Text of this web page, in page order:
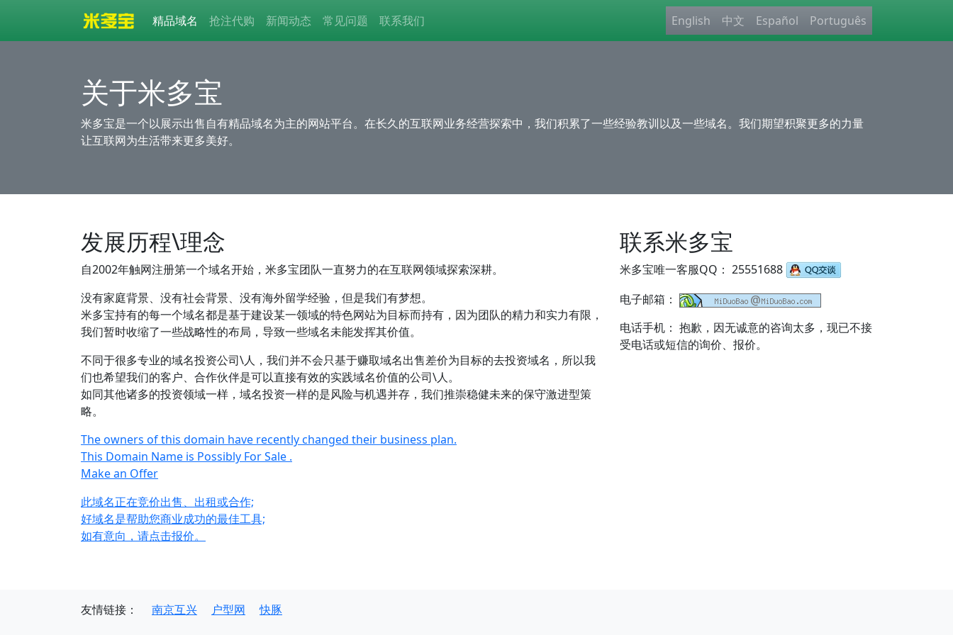
精品域名 抢注代购 新闻动态 常见问题 联系我们 English 中文 Español Português
关于米多宝
米多宝是一个以展示出售自有精品域名为主的网站平台。在长久的互联网业务经营探索中，我们积累了一些经验教训以及一些域名。我们期望积聚更多的力量
让互联网为生活带来更多美好。
发展历程\理念
自2002年触网注册第一个域名开始，米多宝团队一直努力的在互联网领域探索深耕。
没有家庭背景、没有社会背景、没有海外留学经验，但是我们有梦想。
米多宝持有的每一个域名都是基于建设某一领域的特色网站为目标而持有，因为团队的精力和实力有限，
我们暂时收缩了一些战略性的布局，导致一些域名未能发挥其价值。
不同于很多专业的域名投资公司\人，我们并不会只基于赚取域名出售差价为目标的去投资域名，所以我
们也希望我们的客户、合作伙伴是可以直接有效的实践域名价值的公司\人。
如同其他诸多的投资领域一样，域名投资一样的是风险与机遇并存，我们推崇稳健未来的保守激进型策
略。
The owners of this domain have recently changed their business plan.
This Domain Name is Possibly For Sale .
Make an Offer
此域名正在竞价出售、出租或合作;
好域名是帮助您商业成功的最佳工具;
如有意向，请点击报价。
联系米多宝
米多宝唯一客服QQ： 25551688
电子邮箱：
电话手机： 抱歉，因无诚意的咨询太多，现已不接
受电话或短信的询价、报价。
友情链接： 南京互兴 户型网 快豚